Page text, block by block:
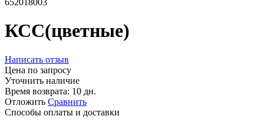
652018003
КСС(цветные)
Написать отзыв
Цена по запросу
Уточнить наличие
Время возврата: 10 дн.
Отложить Сравнить
Способы оплаты и доставки